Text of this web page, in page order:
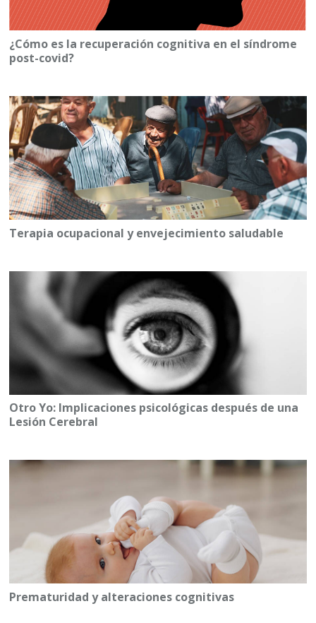
¿Cómo es la recuperación cognitiva en el síndrome
post-covid?
Terapia ocupacional y envejecimiento saludable
Otro Yo: Implicaciones psicológicas después de una
Lesión Cerebral
Prematuridad y alteraciones cognitivas